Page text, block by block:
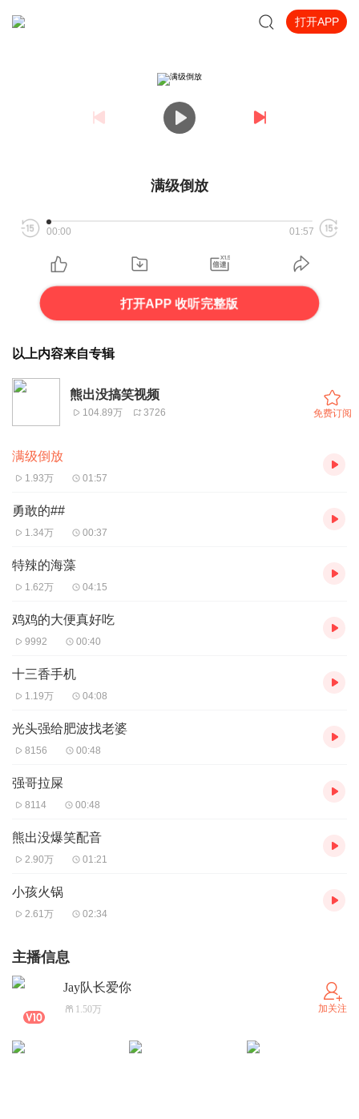
打开APP
满级倒放
00:00 01:57
打开APP 收听完整版
以上内容来自专辑
熊出没搞笑视频
104.89万 3726 免费订阅
满级倒放
1.93万 01:57
勇敢的##
1.34万 00:37
特辣的海藻
1.62万 04:15
鸡鸡的大便真好吃
9992 00:40
十三香手机
1.19万 04:08
光头强给肥波找老婆
8156 00:48
强哥拉屎
8114 00:48
熊出没爆笑配音
2.90万 01:21
小孩火锅
2.61万 02:34
主播信息
Jay队长爱你
1.50万 加关注